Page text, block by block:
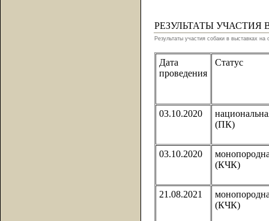
РЕЗУЛЬТАТЫ УЧАСТИЯ
Результаты участия собаки в выставках
Дата
проведения
Статус
03.10.2020
(ПК)
03.10.2020
(КЧК)
21.08.2021
(КЧК)